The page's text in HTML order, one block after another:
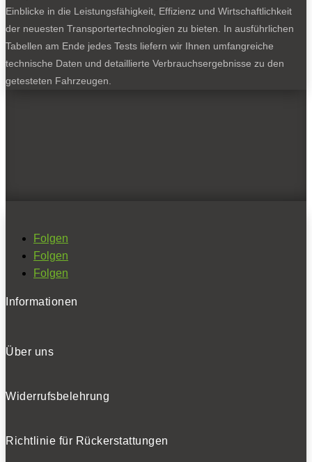
Einblicke in die Leistungsfähigkeit, Effizienz und Wirtschaftlichkeit
der neuesten Transportertechnologien zu bieten. In ausführlichen
Tabellen am Ende jedes Tests liefern wir Ihnen umfangreiche
technische Daten und detaillierte Verbrauchsergebnisse zu den
getesteten Fahrzeugen.
Folgen
Folgen
Folgen
Informationen
Über uns
Widerrufsbelehrung
Richtlinie für Rückerstattungen